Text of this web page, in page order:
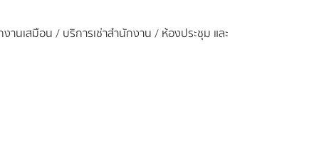
นเสมือน / บริการเช่าสำนักงาน / ห้องประชุม และ